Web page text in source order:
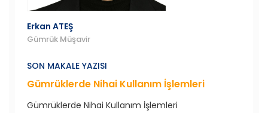
Erkan ATEŞ
Gümrük Müşavir
SON MAKALE YAZISI
Gümrüklerde Nihai Kullanım İşlemleri
Gümrüklerde Nihai Kullanım İşlemleri